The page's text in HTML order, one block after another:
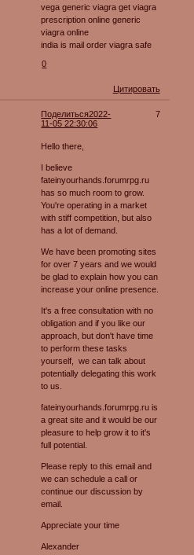
vega generic viagra get viagra
prescription online generic
viagra online
india is mail order viagra safe
0
Цитировать
Поделиться 7
2022-
11-05 22:30:06
Hello there,
I believe
fateinyourhands.forumrpg.ru
has so much room to grow.
You're operating in a market
with stiff competition, but also
has a lot of demand.
We have been promoting sites
for over 7 years and we would
be glad to explain how you can
increase your online presence.
It's a free consultation with no
obligation and if you like our
approach, but don't have time
to perform these tasks
yourself, we can talk about
potentially delegating this work
to us.
fateinyourhands.forumrpg.ru is
a great site and it would be our
pleasure to help grow it to it's
full potential.
Please reply to this email and
we can schedule a call or
continue our discussion by
email.
Appreciate your time
Alexander